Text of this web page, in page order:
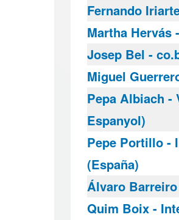
Fernando
Martha Hervás
Josep Bel -
Miguel
Pepa Albiach -
Espanyol)
Pepe Portillo -
(España)
Álvaro
Quim Boix -